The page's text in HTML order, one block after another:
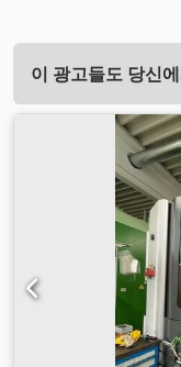
이 광고들도 당신